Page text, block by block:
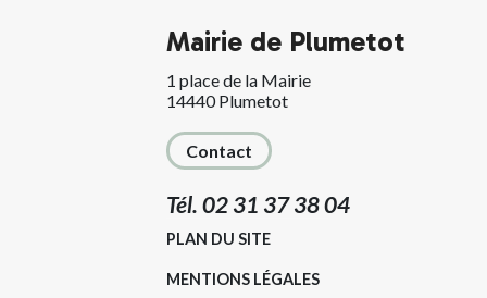
Mairie de Plumetot
1 place de la Mairie
14440 Plumetot
Contact
Tél. 02 31 37 38 04
PLAN DU SITE
MENTIONS LÉGALES